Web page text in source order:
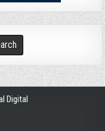
Digital